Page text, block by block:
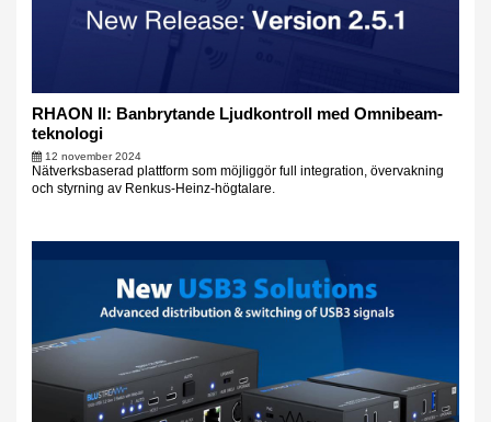
RHAON II: Banbrytande Ljudkontroll med Omnibeam-
teknologi
12 november 2024
Nätverksbaserad plattform som möjliggör full integration, övervakning
och styrning av Renkus-Heinz-högtalare.